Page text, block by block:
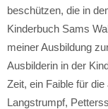
beschützen, die in
Kinderbuch Sams
meiner Ausbildung
Ausbilderin in der
Zeit, ein Faible für
Langstrumpf,